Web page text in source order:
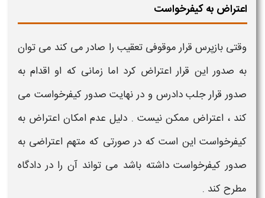
اعتراض به کیفرخواست
وقتی بازپرس قرار موقوفی تعقیب را صادر می کند می توان
به صدور این قرار اعتراض کرد اما زمانی که او اقدام به
صدور قرارجلب دادرس و در نهایت صدور کیفرخواست می
کند ، اعتراض ممکن نیست . دلیل عدم امکان اعتراض به
کیفرخواستاین است که در صورتی که متهم اعتراضی به
صدور کیفرخواستداشته باشد می تواند آن را در دادگاه
مطرح کند .